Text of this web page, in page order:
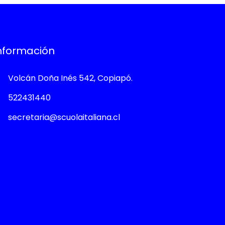
Volcán Doña Inés 542, Copiapó.
522431440
secretaria@scuolaitaliana.cl